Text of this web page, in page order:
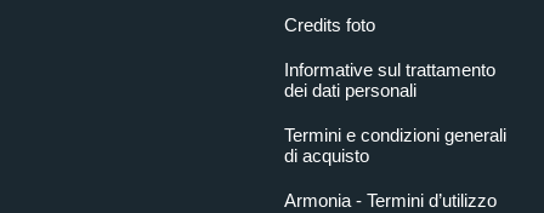
Credits foto
Informative sul trattamento
dei dati personali
Termini e condizioni generali
di acquisto
Armonia - Termini d’utilizzo